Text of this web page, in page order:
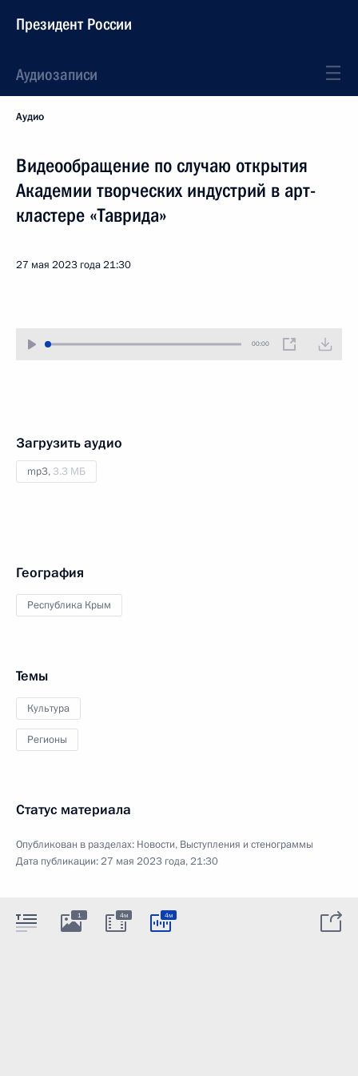
Президент России
Аудиозаписи
Аудио
Видеообращение по случаю открытия
Академии творческих индустрий в арт-
кластере «Таврида»
27 мая 2023 года21:30
00:00
Загрузить аудио
mp3, 3.3 МБ
География
Республика Крым
Темы
Культура
Регионы
Статус материала
Опубликован в разделах: Новости, Выступления и стенограммы
Дата публикации:27 мая 2023 года, 21:30
1 4м 4м